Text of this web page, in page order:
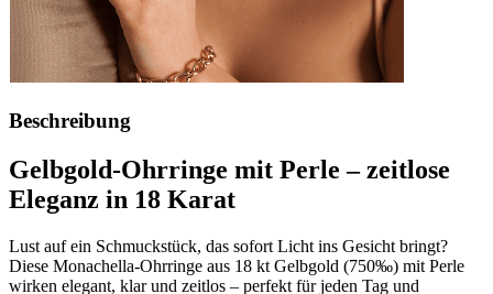
Beschreibung
Gelbgold-Ohrringe mit Perle – zeitlose
Eleganz in 18 Karat
Lust auf ein Schmuckstück, das sofort Licht ins Gesicht bringt?
Diese Monachella-Ohrringe aus 18 kt Gelbgold (750‰) mit Perle
wirken elegant, klar und zeitlos – perfekt für jeden Tag und